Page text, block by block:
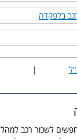
בלפקדה
|
לשכור רכב